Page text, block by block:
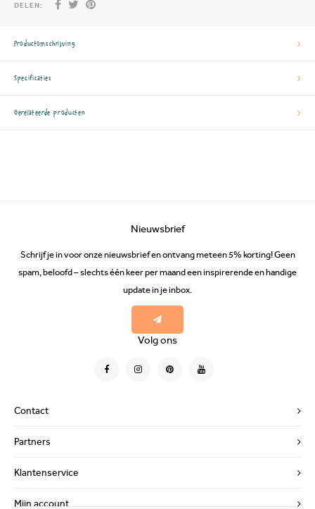
DELEN:
Productomschrijving
Specificaties
Gerelateerde producten
Contact
Nieuwsbrief
Schrijf je in voor onze nieuwsbrief en ontvang meteen 5% korting! Geen
spam, beloofd – slechts één keer per maand een inspirerende en handige
update in je inbox.
Volg ons
Partners
Klantenservice
Mijn account